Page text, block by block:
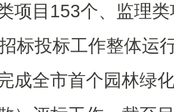
项目153个、监理
标投标工作整体运
成全市首个园林绿